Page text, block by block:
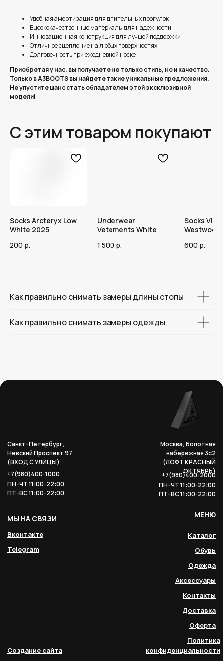
Удобная амортизация для длительных прогулок
Высококачественные материалы для надежности
Инновационная конструкция для лучшей поддержки
Отличное сцепление на любых поверхностях
Долговечность при ежедневной носке
Приобретая у нас, вы получаете не только стиль, но и качество.
Только в A3BOOTS вы найдете такие уникальные предложения.
Не упустите шанс стать обладателем этой эксклюзивной
модели!
С этим товаром покупают
Socks Arcteryx Low
White 2025
200 р.
Underwear
Vetements White
1 500 р.
Socks
Westwood
600 р.
Как правильно снимать замеры длины стопы
Как правильно снимать замеры одежды
Санкт-Петербург,
Невский Проспект 97
(ВХОД С УЛИЦЫ)
+7(980)400-1000
ПН-ЧТ 11:00-22:00
ПТ-ВС 11:00-22:00
Москва, Болотная
набережная 3с2
(ЛОФТ КРАСНЫЙ
ОКТЯБРЬ)
+7(980)400-2000
ПН-ЧТ 11:00-22:00
ПТ-ВС 11:00-22:00
МЕНЮ
Каталог
Обувь
Одежда
Аксессуары
Контакты
Доставка
Оферта
Политика
конфиденциальности
МЫ НА СВЯЗИ
Вконтакте
Telegram
Создание сайта